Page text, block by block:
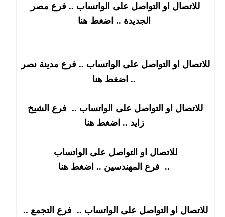
للاتصال او التواصل على الواتساب .. فرع مصر
للاتصال او التواصل على الواتساب .. فرع مدينة نصر
للاتصال او التواصل على الواتساب .. فرع الشيخ
زايد.. اضغط هنا
للاتصال او التواصل على الواتساب
.. فرع المهندسين
للاتصال او التواصل على الواتساب .. فرع التجمع ..